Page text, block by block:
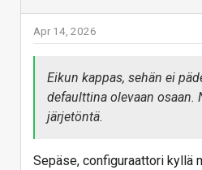
Apr 14, 2026
Eikun kappas, sehän ei
defaulttina olevaan osaan.
järjetöntä.
Sepäse, configuraattori kyllä